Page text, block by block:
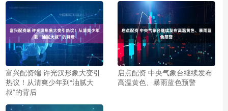
富兴配资端 许光汉形象大变引
热议！从清爽少年到“油腻大
叔”的背后
启点配资 中央气象台继续发布
高温黄色、暴雨蓝色预警